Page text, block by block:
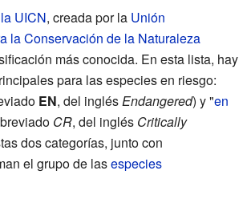
UICN, creada por la Unión
la Conservación de la Naturaleza
más conocida. En esta lista, hay
para las especies en riesgo:
EN, del inglés Endangered) y "en
CR, del inglés Critically
dos categorías, junto con
el grupo de lasespecies